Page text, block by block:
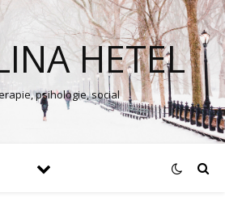
HETEL
psihologie, social